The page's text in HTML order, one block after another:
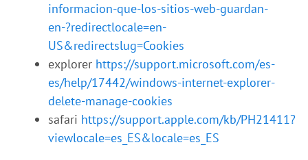
informacion-que-los-sitios-web-guardan-
en-?redirectlocale=en-
US&redirectslug=Cookies
explorer https://support.microsoft.com/es-
es/help/17442/windows-internet-explorer-
delete-manage-cookies
safari https://support.apple.com/kb/PH21411?
viewlocale=es_ES&locale=es_ES